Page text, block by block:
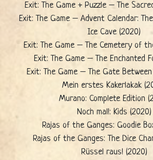
Exit: The Game + Puzzle – The
Exit: The Game – Advent Calendar:
Ice Cave (2020)
Exit: The Game – The Cemetery of
Exit: The Game – The Enchanted
Exit: The Game – The Gate
Mein erstes Kakerlakak
Murano: Complete Edition
Noch mal!: Kids (2020)
Rajas of the Ganges: Goodie
Rajas of the Ganges: The Dice
Rüssel raus! (2020)